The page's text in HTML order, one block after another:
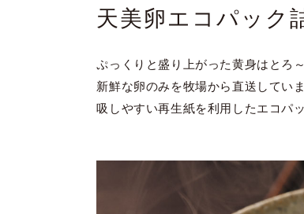
天美卵エコパック
ぷっくりと盛り上がった黄身はとろ
新鮮な卵のみを牧場から直送してい
吸しやすい再生紙を利用したエコパ